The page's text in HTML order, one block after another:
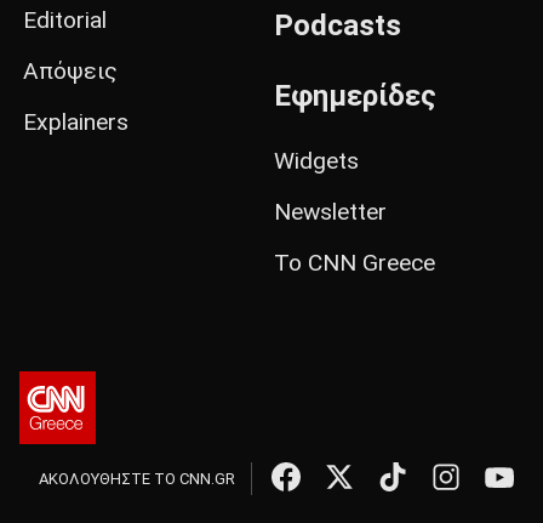
Editorial
Απόψεις
Explainers
Podcasts
Εφημερίδες
Widgets
Newsletter
Το CNN Greece
ΑΚΟΛΟΥΘΗΣΤΕ ΤΟ CNN.GR